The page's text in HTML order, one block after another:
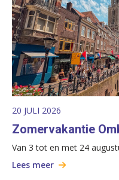
20 JULI 2026
Zomervakantie
Van 3 tot en met 24
Lees meer